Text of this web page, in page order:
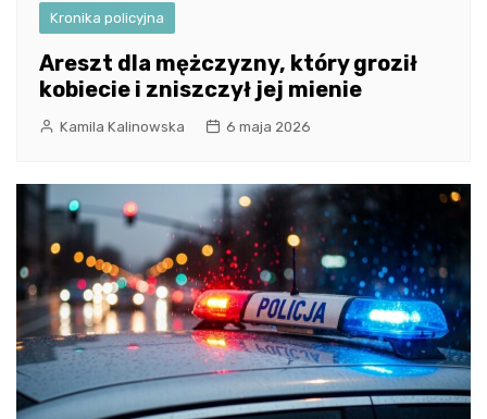
Kronika policyjna
Areszt dla mężczyzny, który groził
kobiecie i zniszczył jej mienie
Kamila Kalinowska 6 maja 2026